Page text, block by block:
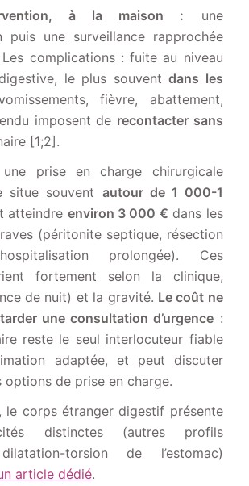
à la maison : une
puis une surveillance rapprochée
complications : fuite au niveau
le plus souventdans les
fièvre, abattement,
imposent de recontacter sans
[1;2].
une prise en charge chirurgicale
situe souvent autour de 1 000-1
atteindre environ 3 000 € dans les
(péritonite septique, résection
prolongée). Ces
fortement selon la clinique,
de nuit) et la gravité. Le coût ne
une consultation d’urgence :
reste le seul interlocuteur fiable
adaptée, et peut discuter
options de prise en charge.
le corps étranger digestif présente
distinctes (autres profils
torsion de l’estomac)
article dédié.